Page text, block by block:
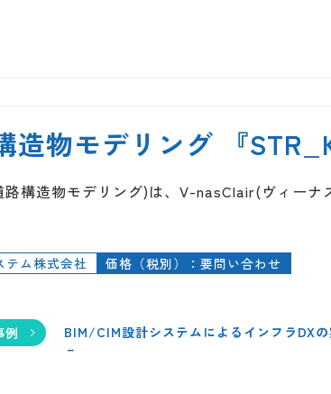
造物モデリング 『
構造物モデリング)は、V-nasClair(ヴィー
テム株式会社 価格（税別）：要問い合わせ
例
BIM/CIM設計システムによるインフラDX
－